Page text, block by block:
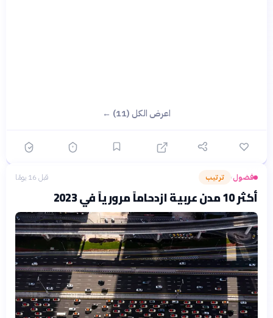
اعرض الكل (11) ←
فضول› ترتيب قبل 16 يومًا
أكثر 10 مدن عربية ازدحاماً مرورياً في 2023